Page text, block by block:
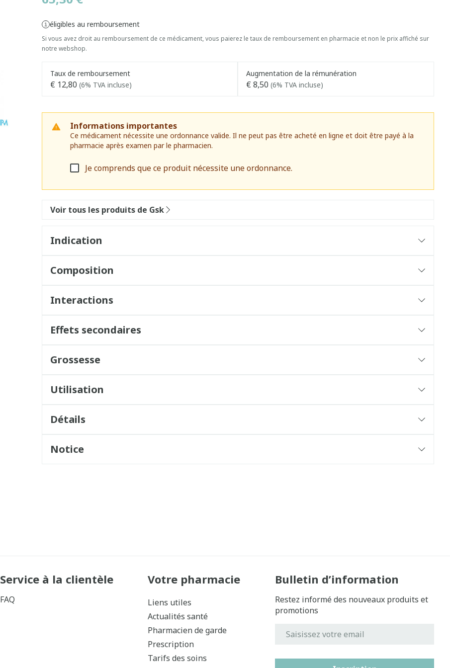
éligibles au remboursement
Si vous avez droit au remboursement de ce médicament, vous paierez le taux de remboursement en pharmacie et non le prix affiché sur
notre webshop.
Taux de remboursement
€ 12,80 (6% TVA incluse)
Augmentation de la rémunération
€ 8,50 (6% TVA incluse)
Informations importantes
Ce médicament nécessite une ordonnance valide. Il ne peut pas être acheté en ligne et doit être payé à la
pharmacie après examen par le pharmacien.
Je comprends que ce produit nécessite une ordonnance.
Voir tous les produits de Gsk
Indication
Composition
Interactions
Effets secondaires
Grossesse
Utilisation
Détails
Notice
Service à la clientèle
FAQ
Votre pharmacie
Liens utiles
Actualités santé
Pharmacien de garde
Prescription
Tarifs des soins
Bulletin d’information
Restez informé des nouveaux produits et
promotions